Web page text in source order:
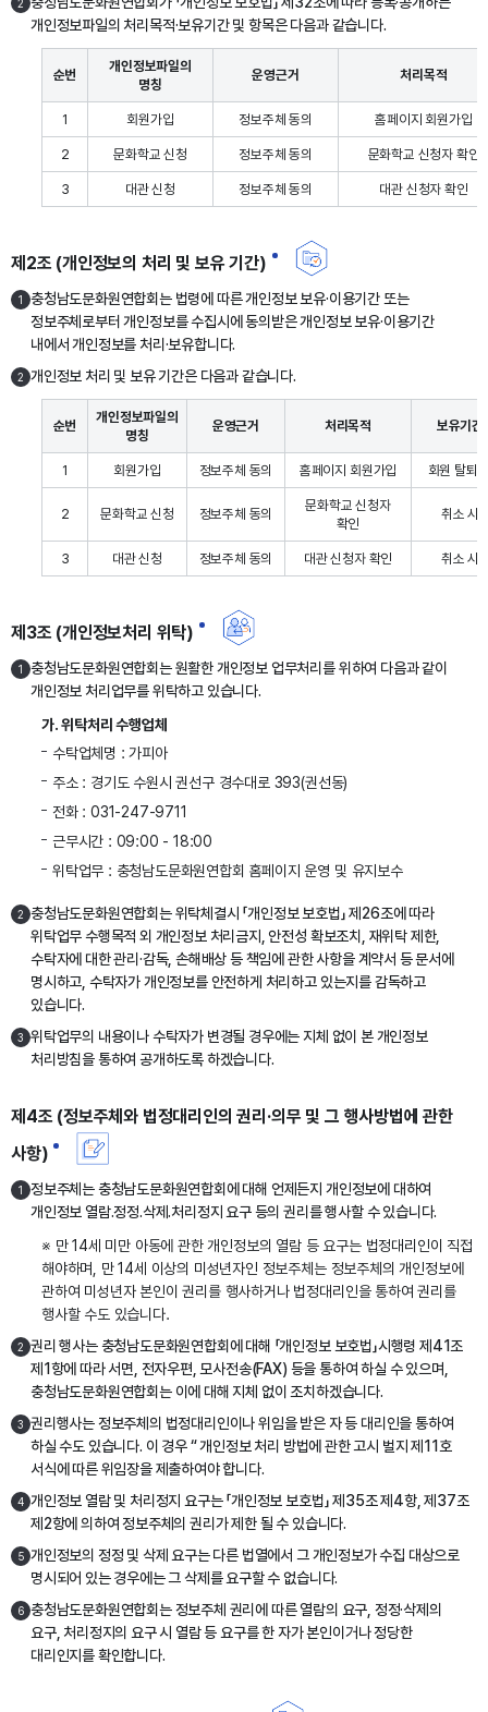
2
개인정보파일의 처리목적·보유기간 및 항목은 다음과 같습니다.
순번
개인정보파일의
명칭
운영근거 처리목적
1 회원가입 정보주체 동의 홈페이지 회원가입
2 문화학교 신청 정보주체 동의 문화학교 신청자 확인
3 대관 신청 정보주체 동의 대관 신청자 확인
제2조 (개인정보의 처리 및 보유 기간)
1
충청남도문화원연합회는 법령에 따른 개인정보 보유·이용기간 또는
정보주체로부터 개인정보를 수집시에 동의받은 개인정보 보유·이용기간
내에서 개인정보를 처리·보유합니다.
2 개인정보 처리 및 보유 기간은 다음과 같습니다.
순번
개인정보파일의
명칭
운영근거 처리목적 보유기간
1 회원가입 정보주체 동의 홈페이지 회원가입 회원 탈퇴
2 문화학교 신청 정보주체 동의
문화학교 신청자
확인
취소 시
3 대관 신청 정보주체 동의 대관 신청자 확인 취소 시
제3조 (개인정보처리 위탁)
1
충청남도문화원연합회는 원활한 개인정보 업무처리를 위하여 다음과 같이
개인정보 처리업무를 위탁하고 있습니다.
가. 위탁처리 수행업체
수탁업체명 : 가피아
주소 : 경기도 수원시 권선구 경수대로 393(권선동)
전화 : 031-247-9711
근무시간 : 09:00 - 18:00
위탁업무 : 충청남도문화원연합회 홈페이지 운영 및 유지보수
2 충청남도문화원연합회는 위탁체결시 「개인정보 보호법」 제26조에 따라
위탁업무 수행목적 외 개인정보 처리금지, 안전성 확보조치, 재위탁 제한,
수탁자에 대한 관리·감독, 손해배상 등 책임에 관한 사항을 계약서 등 문서에
명시하고, 수탁자가 개인정보를 안전하게 처리하고 있는지를 감독하고
있습니다.
3 위탁업무의 내용이나 수탁자가 변경될 경우에는 지체 없이 본 개인정보
처리방침을 통하여 공개하도록 하겠습니다.
제4조 (정보주체와 법정대리인의 권리·의무 및 그 행사방법에 관한
사항)
1
정보주체는 충청남도문화원연합회에 대해 언제든지 개인정보에 대하여
개인정보 열람․정정․삭제․처리정지 요구 등의 권리를 행사할 수 있습니다.
※ 만 14세 미만 아동에 관한 개인정보의 열람 등 요구는 법정대리인이 직접
해야하며, 만 14세 이상의 미성년자인 정보주체는 정보주체의 개인정보에
관하여 미성년자 본인이 권리를 행사하거나 법정대리인을 통하여 권리를
행사할 수도 있습니다.
2 권리 행사는 충청남도문화원연합회에 대해 「개인정보 보호법」시행령 제41조
제1항에 따라 서면, 전자우편, 모사전송(FAX) 등을 통하여 하실 수 있으며,
충청남도문화원연합회는 이에 대해 지체 없이 조치하겠습니다.
3 권리행사는 정보주체의 법정대리인이나 위임을 받은 자 등 대리인을 통하여
하실 수도 있습니다. 이 경우 “ 개인정보 처리 방법에 관한 고시 벌지 제11호
서식에 따른 위임장을 제출하여야 합니다.
4 개인정보 열람 및 처리정지 요구는 「개인정보 보호법」 제35조 제4항, 제37조
제2항에 의하여 정보주체의 권리가 제한 될 수 있습니다.
5 개인정보의 정정 및 삭제 요구는 다른 법열에서 그 개인정보가 수집 대상으로
명시되어 있는 경우에는 그 삭제를 요구할 수 없습니다.
6 충청남도문화원연합회는 정보주체 권리에 따른 열람의 요구, 정정·삭제의
요구, 처리정지의 요구 시 열람 등 요구를 한 자가 본인이거나 정당한
대리인지를 확인합니다.